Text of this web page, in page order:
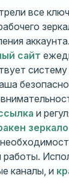
все
аккаунта.
сайт
систему
и
зеркало
работы.
каналы, и